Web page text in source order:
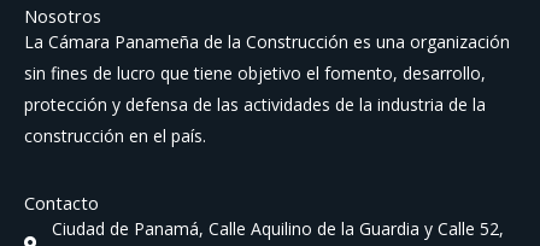
Nosotros
La Cámara Panameña de la Construcción es una organización
sin fines de lucro que tiene objetivo el fomento, desarrollo,
protección y defensa de las actividades de la industria de la
construcción en el país.
Contacto
Ciudad de Panamá, Calle Aquilino de la Guardia y Calle 52,